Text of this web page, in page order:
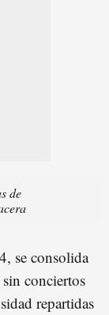
de
se consolida
conciertos
repartidas